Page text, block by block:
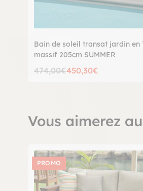
Bain de soleil transat jardin en
massif 205cm SUMMER
474,00€450,30€
Vous aimerez
PROMO